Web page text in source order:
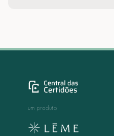
um produto